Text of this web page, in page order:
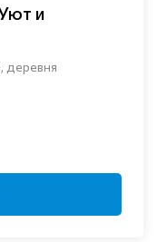
и
деревня